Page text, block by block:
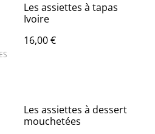
Les assiettes à tapas
Ivoire
16,00 €
Les assiettes à dessert
mouchetées